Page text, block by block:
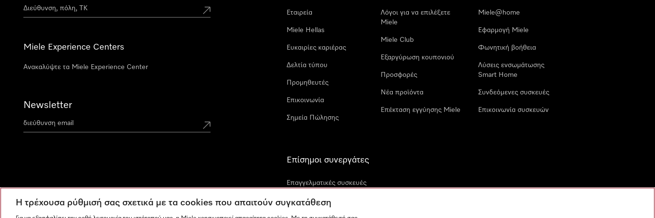
Miele Experience Centers
Ανακαλύψτε τα Miele Experience Center
Newsletter
Εταιρεία
Miele Hellas
Ευκαιρίες καριέρας
Δελτία τύπου
Προμηθευτές
Επικοινωνία
Σημεία Πώλησης
Λόγοι για να επιλέξετε
Miele
Miele Club
Εξαργύρωση κουπονιού
Προσφορές
Νέα προϊόντα
Επέκταση εγγύησης Miele
Miele@home
Εφαρμογή Miele
Φωνητική βοήθεια
Λύσεις ενσωμάτωσης
Smart Home
Συνδεόμενες συσκευές
Επικοινωνία συσκευών
Επίσημοι συνεργάτες
Επαγγελματικές συσκευές
Η τρέχουσα ρύθμισή σας σχετικά με τα cookies που απαιτούν συγκατάθεση